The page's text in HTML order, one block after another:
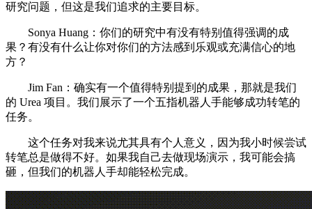
研究问题，但这是我们追求的主要目标。
Sonya Huang：你们的研究中有没有特别值得强调的成
果？有没有什么让你对你们的方法感到乐观或充满信心的地
方？
Jim Fan：确实有一个值得特别提到的成果，那就是我们
的 Urea 项目。我们展示了一个五指机器人手能够成功转笔的
任务。
这个任务对我来说尤其具有个人意义，因为我小时候尝试
转笔总是做得不好。如果我自己去做现场演示，我可能会搞
砸，但我们的机器人手却能轻松完成。